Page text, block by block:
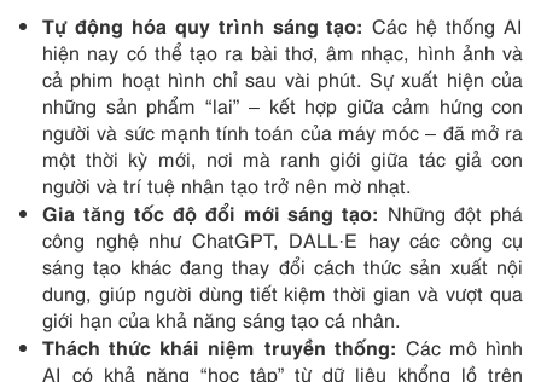
Tự động hóa quy trình sáng tạo: Các hệ thống AI
hiện nay có thể tạo ra bài thơ, âm nhạc, hình ảnh và
cả phim hoạt hình chỉ sau vài phút. Sự xuất hiện của
những sản phẩm “lai” – kết hợp giữa cảm hứng con
người và sức mạnh tính toán của máy móc – đã mở ra
một thời kỳ mới, nơi mà ranh giới giữa tác giả con
người và trí tuệ nhân tạo trở nên mờ nhạt.
Gia tăng tốc độ đổi mới sáng tạo: Những đột phá
công nghệ như ChatGPT, DALL·E hay các công cụ
sáng tạo khác đang thay đổi cách thức sản xuất nội
dung, giúp người dùng tiết kiệm thời gian và vượt qua
giới hạn của khả năng sáng tạo cá nhân.
Thách thức khái niệm truyền thống: Các mô hình
AI có khả năng “học tập” từ dữ liệu khổng lồ trên